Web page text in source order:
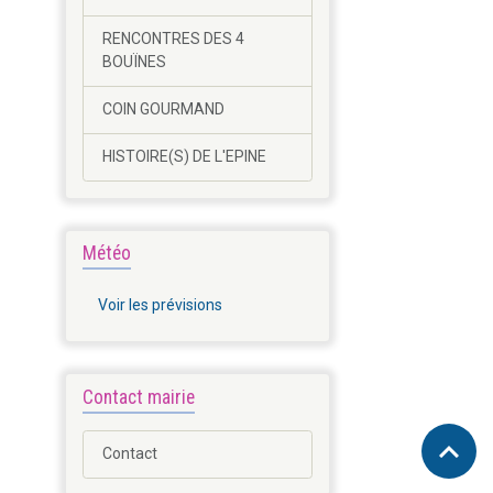
RENCONTRES DES 4
BOUÏNES
COIN GOURMAND
HISTOIRE(S) DE L'EPINE
Météo
Voir les prévisions
Contact mairie
Contact